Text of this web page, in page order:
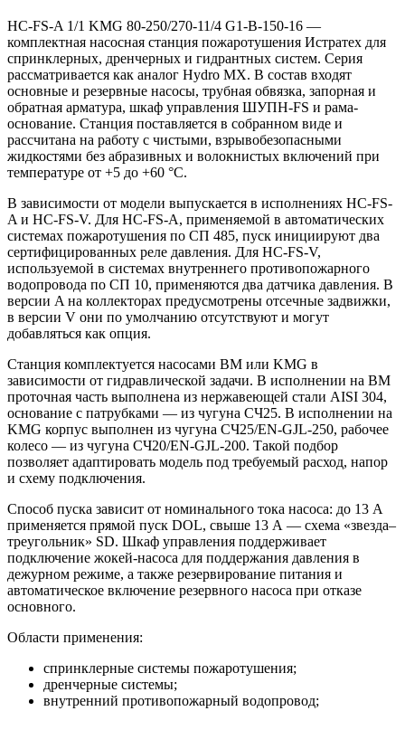
HC-FS-A 1/1 KMG 80-250/270-11/4 G1-B-150-16 —
комплектная насосная станция пожаротушения Истратех для
спринклерных, дренчерных и гидрантных систем. Серия
рассматривается как аналог Hydro MX. В состав входят
основные и резервные насосы, трубная обвязка, запорная и
обратная арматура, шкаф управления ШУПН-FS и рама-
основание. Станция поставляется в собранном виде и
рассчитана на работу с чистыми, взрывобезопасными
жидкостями без абразивных и волокнистых включений при
температуре от +5 до +60 °С.
В зависимости от модели выпускается в исполнениях HC-FS-
A и HC-FS-V. Для HC-FS-A, применяемой в автоматических
системах пожаротушения по СП 485, пуск инициируют два
сертифицированных реле давления. Для HC-FS-V,
используемой в системах внутреннего противопожарного
водопровода по СП 10, применяются два датчика давления. В
версии A на коллекторах предусмотрены отсечные задвижки,
в версии V они по умолчанию отсутствуют и могут
добавляться как опция.
Станция комплектуется насосами BM или KMG в
зависимости от гидравлической задачи. В исполнении на BM
проточная часть выполнена из нержавеющей стали AISI 304,
основание с патрубками — из чугуна СЧ25. В исполнении на
KMG корпус выполнен из чугуна СЧ25/EN-GJL-250, рабочее
колесо — из чугуна СЧ20/EN-GJL-200. Такой подбор
позволяет адаптировать модель под требуемый расход, напор
и схему подключения.
Способ пуска зависит от номинального тока насоса: до 13 А
применяется прямой пуск DOL, свыше 13 А — схема «звезда–
треугольник» SD. Шкаф управления поддерживает
подключение жокей-насоса для поддержания давления в
дежурном режиме, а также резервирование питания и
автоматическое включение резервного насоса при отказе
основного.
Области применения:
спринклерные системы пожаротушения;
дренчерные системы;
внутренний противопожарный водопровод;